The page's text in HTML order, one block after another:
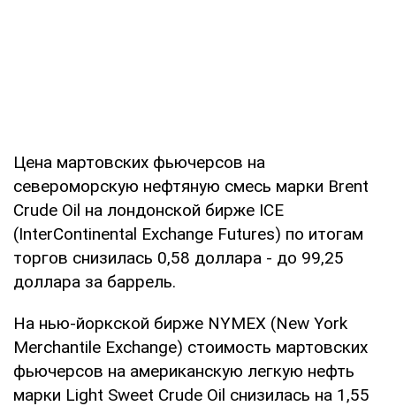
Цена мартовских фьючерсов на
североморскую нефтяную смесь марки Brent
Crude Oil на лондонской бирже IСE
(InterContinental Exchange Futures) по итогам
торгов снизилась 0,58 доллара - до 99,25
доллара за баррель.
На нью-йоркской бирже NYMEХ (New York
Merchantile Exchange) стоимость мартовских
фьючерсов на американскую легкую нефть
марки Light Sweet Crude Oil снизилась на 1,55